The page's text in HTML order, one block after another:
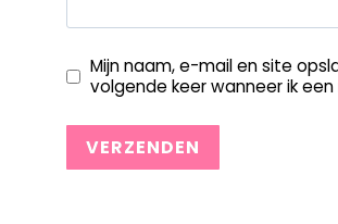
Mijn naam, e-mail en site
volgende keer wanneer ik